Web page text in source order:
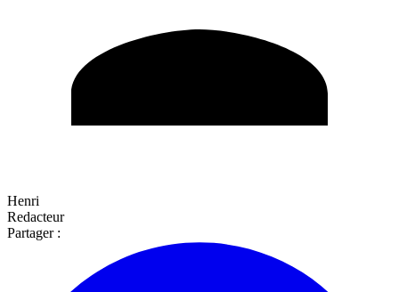
Henri
Redacteur
Partager :